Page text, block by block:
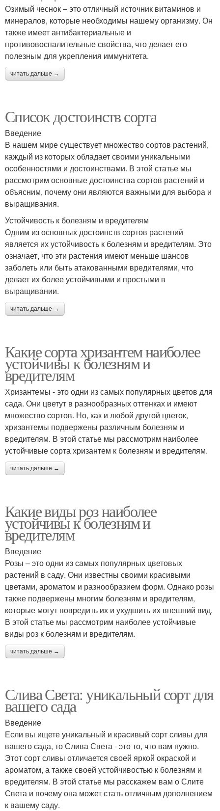
Озимый чеснок – это отличный источник витаминов и
минералов, которые необходимы нашему организму. Он
также имеет антибактериальные и
противовоспалительные свойства, что делает его
полезным для укрепления иммунитета.
читать дальше →
Список достоинств сорта
Введение
В нашем мире существует множество сортов растений,
каждый из которых обладает своими уникальными
особенностями и достоинствами. В этой статье мы
рассмотрим основные достоинства сортов растений и
объясним, почему они являются важными для выбора и
выращивания.
Устойчивость к болезням и вредителям
Одним из основных достоинств сортов растений
является их устойчивость к болезням и вредителям. Это
означает, что эти растения имеют меньше шансов
заболеть или быть атакованными вредителями, что
делает их более устойчивыми и простыми в
выращивании.
читать дальше →
Какие сорта хризантем наиболее
устойчивы к болезням и
вредителям
Хризантемы - это одни из самых популярных цветов для
сада. Они цветут в разнообразных оттенках и имеют
множество сортов. Но, как и любой другой цветок,
хризантемы подвержены различным болезням и
вредителям. В этой статье мы рассмотрим наиболее
устойчивые сорта хризантем к болезням и вредителям.
читать дальше →
Какие виды роз наиболее
устойчивы к болезням и
вредителям
Введение
Розы – это одни из самых популярных цветовых
растений в саду. Они известны своими красивыми
цветами, ароматом и разнообразием форм. Однако розы
также подвержены многим болезням и вредителям,
которые могут повредить их и ухудшить их внешний вид.
В этой статье мы рассмотрим наиболее устойчивые
виды роз к болезням и вредителям.
читать дальше →
Слива Света: уникальный сорт для
вашего сада
Введение
Если вы ищете уникальный и красивый сорт сливы для
вашего сада, то Слива Света - это то, что вам нужно.
Этот сорт сливы отличается своей яркой окраской и
ароматом, а также своей устойчивостью к болезням и
вредителям. В этой статье мы расскажем вам о Слите
Света и почему она может стать отличным дополнением
к вашему саду.